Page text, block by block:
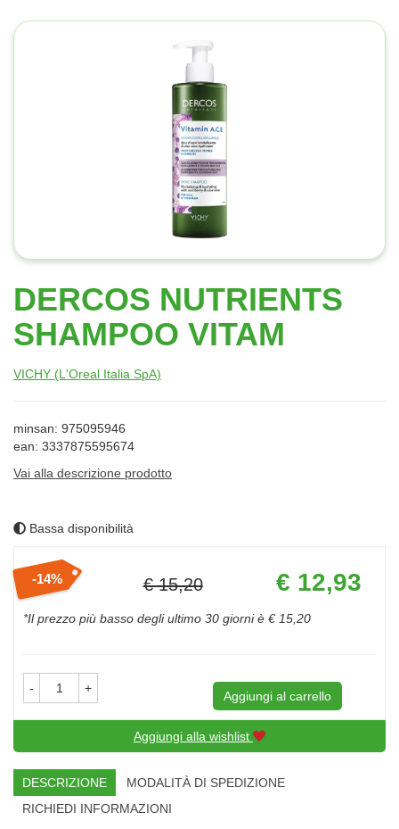
DERCOS NUTRIENTS
SHAMPOO VITAM
VICHY (L'Oreal Italia SpA)
minsan: 975095946
ean: 3337875595674
Vai alla descrizione prodotto
Bassa disponibilità
Sconto
del
14% € 15,20
Prezzo
scontato
€ 12,93
*Il prezzo più basso degli ultimo 30 giorni è € 15,20
- +
Aggiungi al carrello
Aggiungi alla wishlist
DESCRIZIONE
MODALITÀ DI SPEDIZIONE
RICHIEDI INFORMAZIONI